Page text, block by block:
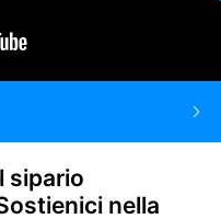
sipario
nella